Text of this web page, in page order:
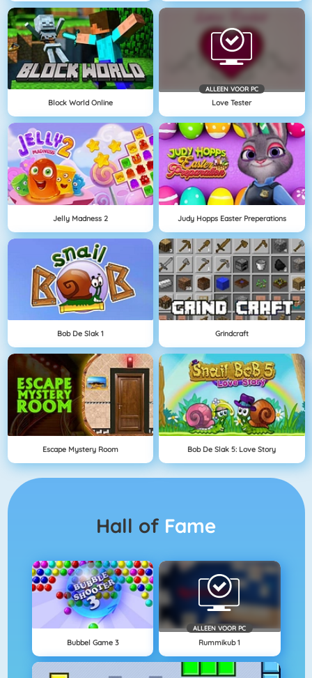
Block World Online
ALLEEN VOOR PC
Love Tester
Jelly Madness 2 Judy Hopps Easter Preperations
Bob De Slak 1 Grindcraft
Escape Mystery Room Bob De Slak 5: Love Story
Hall of Fame
Bubbel Game 3
ALLEEN VOOR PC
Rummikub 1